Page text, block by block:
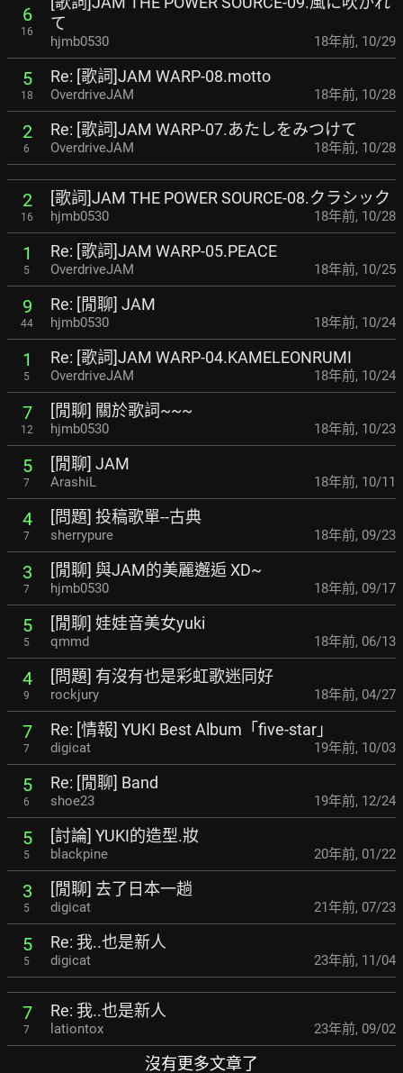
6
16
て
hjmb0530 18年前, 10/29
5
18
Re: [歌詞]JAM WARP-08.motto
OverdriveJAM 18年前, 10/28
2
6
Re: [歌詞]JAM WARP-07.あたしをみつけて
OverdriveJAM 18年前, 10/28
2
16
[歌詞]JAM THE POWER SOURCE-08.クラシック
hjmb0530 18年前, 10/28
1
5
Re: [歌詞]JAM WARP-05.PEACE
OverdriveJAM 18年前, 10/25
9
44
Re: [閒聊] JAM
hjmb0530 18年前, 10/24
1
5
Re: [歌詞]JAM WARP-04.KAMELEONRUMI
OverdriveJAM 18年前, 10/24
7
12
[閒聊] 關於歌詞~~~
hjmb0530 18年前, 10/23
5
7
[閒聊] JAM
ArashiL 18年前, 10/11
4
7
[問題] 投稿歌單--古典
sherrypure 18年前, 09/23
3
7
[閒聊] 與JAM的美麗邂逅 XD~
hjmb0530 18年前, 09/17
5
5
[閒聊] 娃娃音美女yuki
qmmd 18年前, 06/13
4
9
[問題] 有沒有也是彩虹歌迷同好
rockjury 18年前, 04/27
7
7
Re: [情報] YUKI Best Album「five-star」
digicat 19年前, 10/03
5
6
Re: [閒聊] Band
shoe23 19年前, 12/24
5
5
[討論] YUKI的造型.妝
blackpine 20年前, 01/22
3
5
[閒聊] 去了日本一趟
digicat 21年前, 07/23
5
5
Re: 我..也是新人
digicat 23年前, 11/04
7
7
Re: 我..也是新人
lationtox 23年前, 09/02
沒有更多文章了